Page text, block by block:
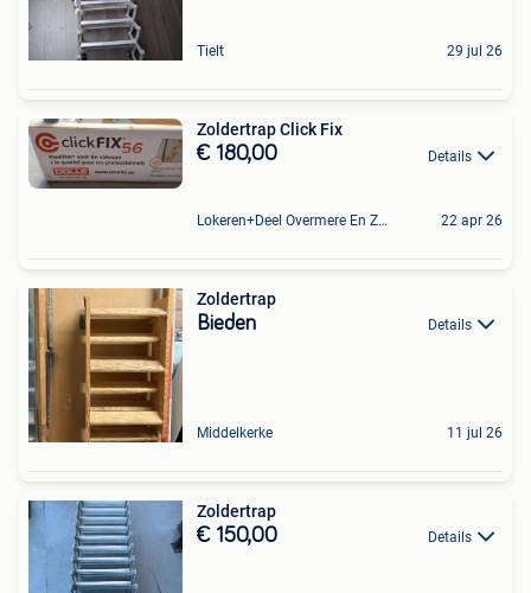
Tielt 29 jul 26
Zoldertrap Click Fix
€ 180,00 Details
Lokeren+Deel Overmere En Zele 22 apr 26
Zoldertrap
Bieden Details
Middelkerke 11 jul 26
Zoldertrap
€ 150,00 Details